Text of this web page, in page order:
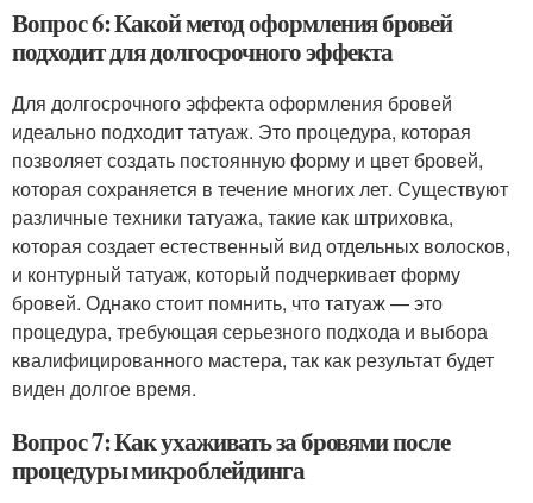
Вопрос 6: Какой метод оформления бровей
подходит для долгосрочного эффекта
Для долгосрочного эффекта оформления бровей
идеально подходит татуаж. Это процедура, которая
позволяет создать постоянную форму и цвет бровей,
которая сохраняется в течение многих лет. Существуют
различные техники татуажа, такие как штриховка,
которая создает естественный вид отдельных волосков,
и контурный татуаж, который подчеркивает форму
бровей. Однако стоит помнить, что татуаж — это
процедура, требующая серьезного подхода и выбора
квалифицированного мастера, так как результат будет
виден долгое время.
Вопрос 7: Как ухаживать за бровями после
процедуры микроблейдинга